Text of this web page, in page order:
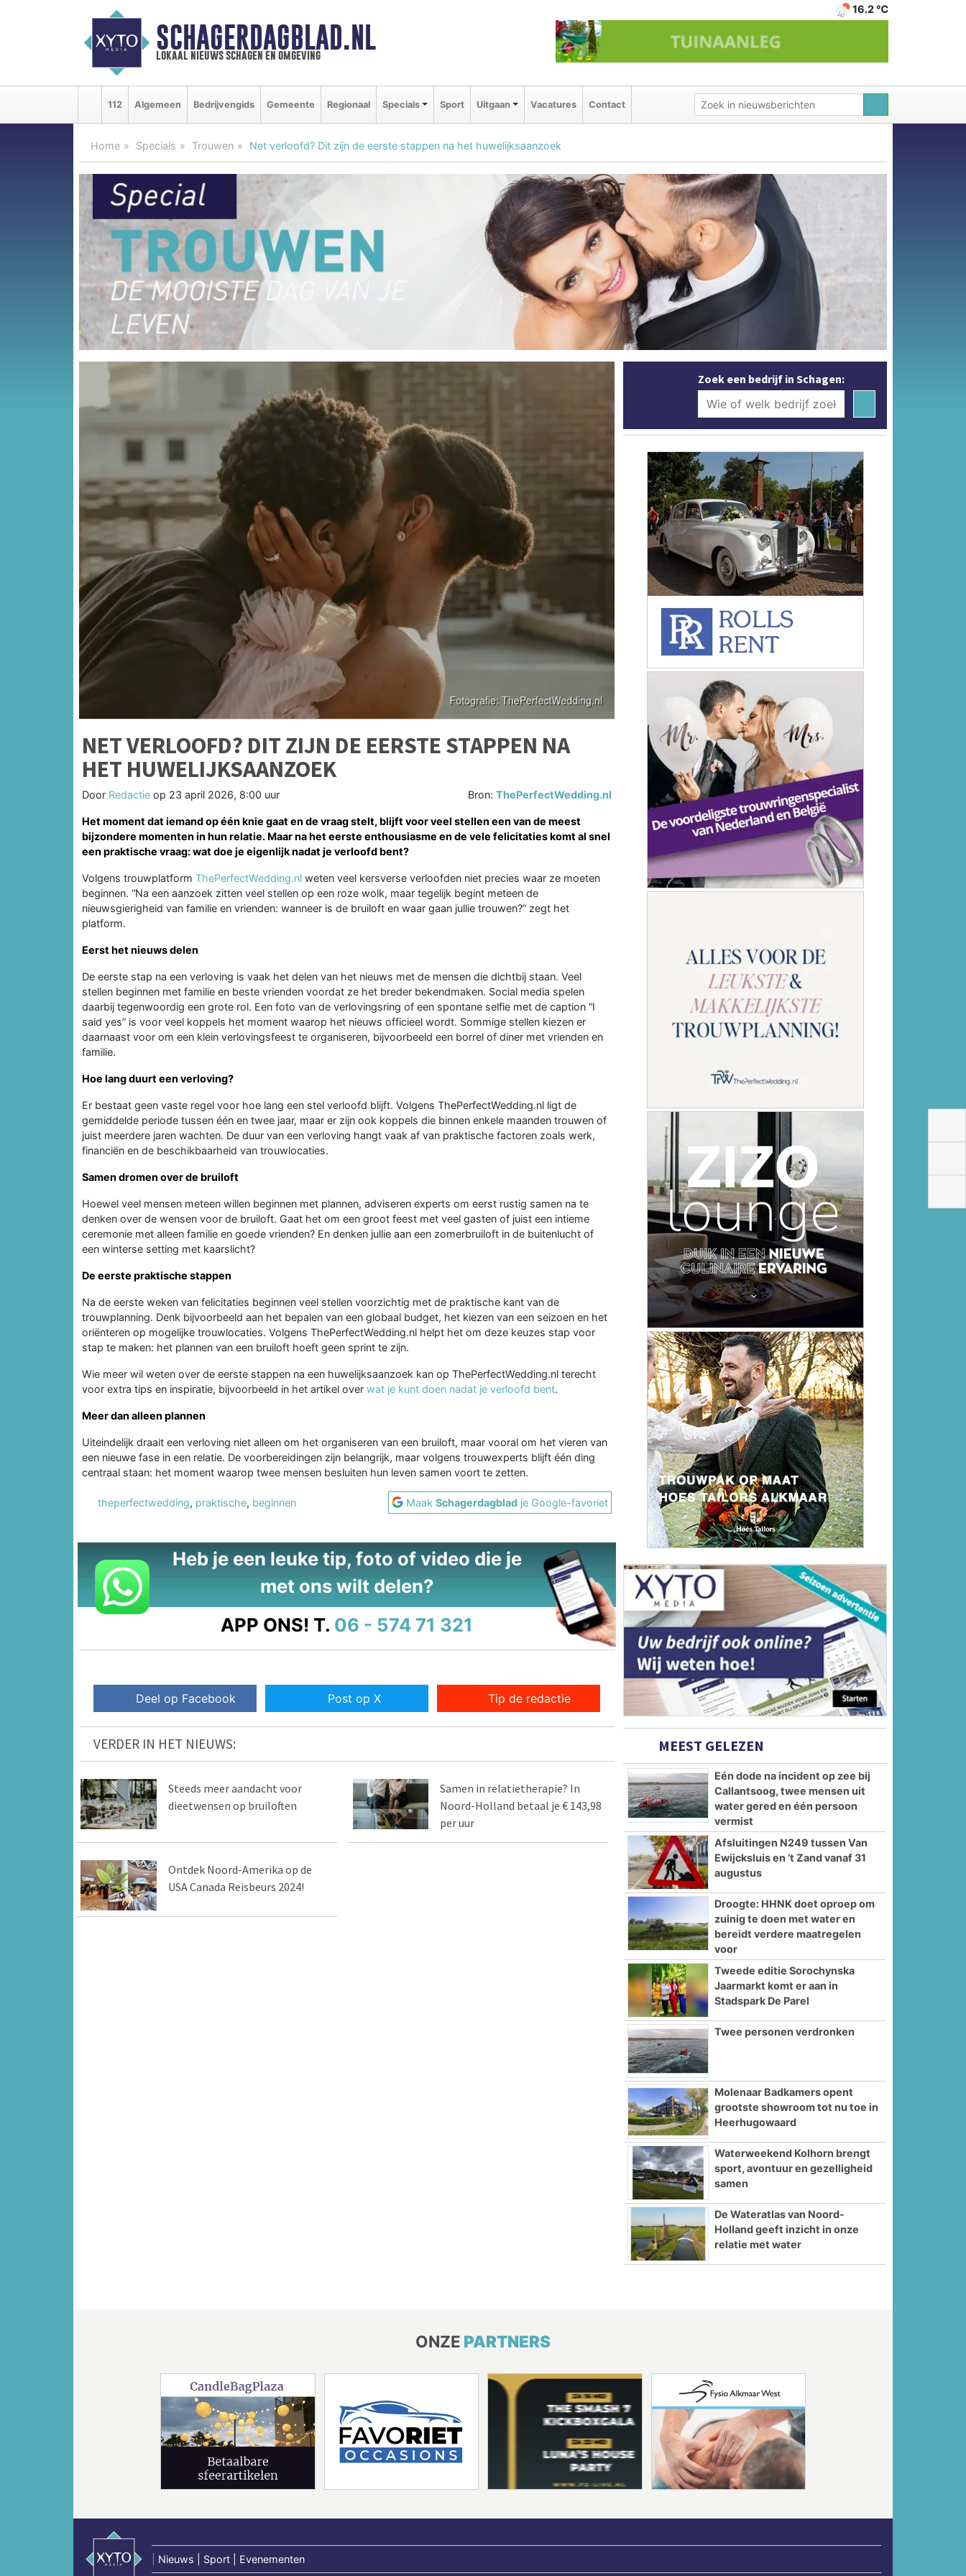
SCHAGERDAGBLAD.NL
lokaal nieuws schagen en omgeving
16.2 ℃
112 Algemeen Bedrijvengids Gemeente Regionaal Specials Sport Uitgaan Vacatures Contact
Home Specials Trouwen Net verloofd? Dit zijn de eerste stappen na het huwelijksaanzoek
NET VERLOOFD? DIT ZIJN DE EERSTE STAPPEN NA
HET HUWELIJKSAANZOEK
Door Redactie op 23 april 2026, 8:00 uur Bron:ThePerfectWedding.nl
Het moment dat iemand op één knie gaat en de vraag stelt, blijft voor veel stellen een van de meest
bijzondere momenten in hun relatie. Maar na het eerste enthousiasme en de vele felicitaties komt al snel
een praktische vraag: wat doe je eigenlijk nadat je verloofd bent?
Volgens trouwplatform ThePerfectWedding.nl weten veel kersverse verloofden niet precies waar ze moeten
beginnen. “Na een aanzoek zitten veel stellen op een roze wolk, maar tegelijk begint meteen de
nieuwsgierigheid van familie en vrienden: wanneer is de bruiloft en waar gaan jullie trouwen?” zegt het
platform.
Eerst het nieuws delen
De eerste stap na een verloving is vaak het delen van het nieuws met de mensen die dichtbij staan. Veel
stellen beginnen met familie en beste vrienden voordat ze het breder bekendmaken. Social media spelen
daarbij tegenwoordig een grote rol. Een foto van de verlovingsring of een spontane selfie met de caption “I
said yes” is voor veel koppels het moment waarop het nieuws officieel wordt. Sommige stellen kiezen er
daarnaast voor om een klein verlovingsfeest te organiseren, bijvoorbeeld een borrel of diner met vrienden en
familie.
Hoe lang duurt een verloving?
Er bestaat geen vaste regel voor hoe lang een stel verloofd blijft. Volgens ThePerfectWedding.nl ligt de
gemiddelde periode tussen één en twee jaar, maar er zijn ook koppels die binnen enkele maanden trouwen of
juist meerdere jaren wachten. De duur van een verloving hangt vaak af van praktische factoren zoals werk,
financiën en de beschikbaarheid van trouwlocaties.
Samen dromen over de bruiloft
Hoewel veel mensen meteen willen beginnen met plannen, adviseren experts om eerst rustig samen na te
denken over de wensen voor de bruiloft. Gaat het om een groot feest met veel gasten of juist een intieme
ceremonie met alleen familie en goede vrienden? En denken jullie aan een zomerbruiloft in de buitenlucht of
een winterse setting met kaarslicht?
De eerste praktische stappen
Na de eerste weken van felicitaties beginnen veel stellen voorzichtig met de praktische kant van de
trouwplanning. Denk bijvoorbeeld aan het bepalen van een globaal budget, het kiezen van een seizoen en het
oriënteren op mogelijke trouwlocaties. Volgens ThePerfectWedding.nl helpt het om deze keuzes stap voor
stap te maken: het plannen van een bruiloft hoeft geen sprint te zijn.
Wie meer wil weten over de eerste stappen na een huwelijksaanzoek kan op ThePerfectWedding.nl terecht
voor extra tips en inspiratie, bijvoorbeeld in het artikel over wat je kunt doen nadat je verloofd bent.
Meer dan alleen plannen
Uiteindelijk draait een verloving niet alleen om het organiseren van een bruiloft, maar vooral om het vieren van
een nieuwe fase in een relatie. De voorbereidingen zijn belangrijk, maar volgens trouwexperts blijft één ding
centraal staan: het moment waarop twee mensen besluiten hun leven samen voort te zetten.
theperfectwedding, praktische, beginnen MaakSchagerdagblad je Google-favoriet
Heb je een leuke tip, foto of video die je
met ons wilt delen?
APP ONS! T. 06 - 574 71 321
Deel op Facebook Post op X Tip de redactie
VERDER IN HET NIEUWS:
Steeds meer aandacht voor
dieetwensen op bruiloften
Samen in relatietherapie? In
Noord-Holland betaal je € 143,98
per uur
Ontdek Noord-Amerika op de
USA Canada Reisbeurs 2024!
Zoek een bedrijf in Schagen:
MEEST GELEZEN
Eén dode na incident op zee bij
Callantsoog, twee mensen uit
water gered en één persoon
vermist
Afsluitingen N249 tussen Van
Ewijcksluis en ’t Zand vanaf 31
augustus
Droogte: HHNK doet oproep om
zuinig te doen met water en
bereidt verdere maatregelen
voor
Tweede editie Sorochynska
Jaarmarkt komt er aan in
Stadspark De Parel
Twee personen verdronken
Molenaar Badkamers opent
grootste showroom tot nu toe in
Heerhugowaard
Waterweekend Kolhorn brengt
sport, avontuur en gezelligheid
samen
De Wateratlas van Noord-
Holland geeft inzicht in onze
relatie met water
ONZE PARTNERS
Nieuws | Sport | Evenementen